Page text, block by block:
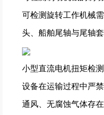
可检测旋转工作机械
头、船舶尾轴与尾轴
小型直流电机扭矩检
设备在运输过程中严
通风、无腐蚀气体存